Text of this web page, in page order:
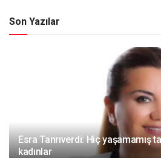
Son Yazılar
Esra Tanrıverdi: Hiç yaşamamış
kadınlar